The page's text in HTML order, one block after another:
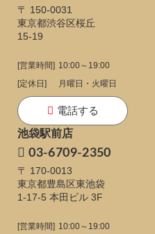
〒 150-0031
東京都渋谷区桜丘
15-19
[営業時間] 10:00～19:00
[定休日]
月曜日・火曜日
電話する
池袋駅前店
03-6709-2350
〒 170-0013
東京都豊島区東池袋
1-17-5 本田ビル 3F
[営業時間] 10:00～19:00